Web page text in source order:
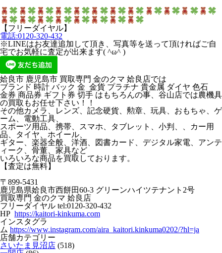
【フリーダイヤル】
電話:0120-320-432
※LINEはお友達追加して頂き、写真等を送って頂ければご自
宅でお気軽に査定が出来ます( ^ω^ )
姶良市 鹿児島市 買取専門 金のクマ 姶良店では
ブランド 時計 バック 金 金貨 プラチナ 貴金属 ダイヤ 色石
金券 商品券 ギフト券 切手 はもちろんの事、谷山店では農機具
の買取もお任せ下さい！！
その他カメラ、レンズ、記念硬貨、勲章、玩具、おもちゃ、ゲ
ーム、電動工具、
スポーツ用品、携帯、スマホ、タブレット、小判、、カー用
品、タイヤ、ホイール、
ギター、楽器全般、洋酒、図書カード、デジタル家電、アンテ
ィーク、骨董、家具など
いろいろな商品を買取しております。
【査定は無料】
〒899-5431
鹿児島県姶良市西餅田60-3 グリーンハイツテナント2号
買取専門 金のクマ 姶良店
フリーダイヤル tel:0120-320-432
HP https://kaitori-kinkuma.com
インスタグラ
ム https://www.instagram.com/aira_kaitori.kinkuma0202/?hl=ja
店舗カテゴリー
さいたま見沼店 (518)